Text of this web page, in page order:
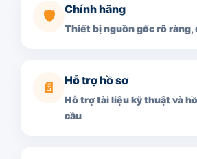
🛡️ Chính hãng
Thiết bị nguồn gốc rõ ràng,
📄 Hỗ trợ hồ sơ
Hỗ trợ tài liệu kỹ thuật và
cầu